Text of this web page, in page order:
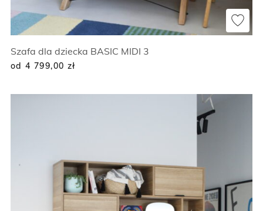
Szafa dla dziecka BASIC MIDI 3
od 4 799,00 zł